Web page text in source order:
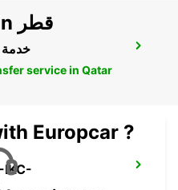
IKC-
Our Blog articles in قطر
خدمة
service in Qatar
Europcar ?